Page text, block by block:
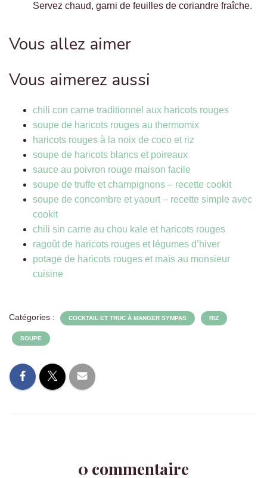
Servez chaud, garni de feuilles de coriandre fraîche.
Vous allez aimer
Vous aimerez aussi
chili con carne traditionnel aux haricots rouges
soupe de haricots rouges au thermomix
haricots rouges à la noix de coco et riz
soupe de haricots blancs et poireaux
sauce au poivron rouge maison facile
soupe de truffe et champignons – recette cookit
soupe de concombre et yaourt – recette simple avec
cookit
chili sin carne au chou kale et haricots rouges
ragoût de haricots rouges et légumes d’hiver
potage de haricots rouges et maïs au monsieur
cuisine
Catégories : COCKTAIL ET TRUC À MANGER SYMPAS RIZ
SOUPE
0 commentaire